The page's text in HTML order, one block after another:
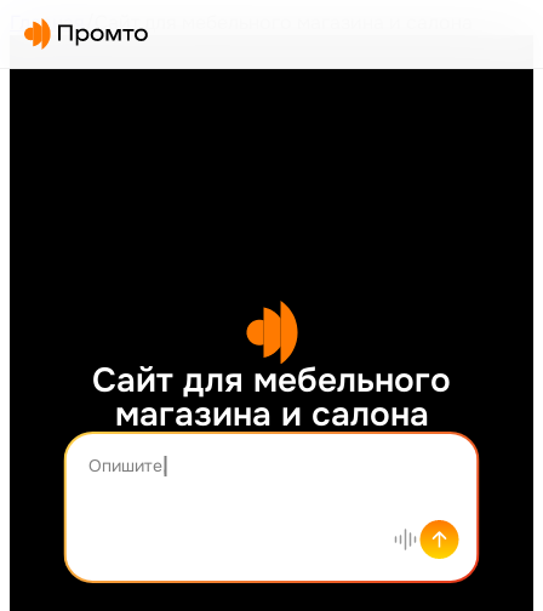
Главная Сайт для мебельного магазина и салона
Сайт для мебельного
магазина и салона
Опишите, что хотите создать...